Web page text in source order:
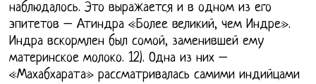
наблюдалось. Это выражается и в одном из его
эпитетов – Атиндра «Более великий, чем Индре».
Индра вскормлен был сомой, заменившей ему
материнское молоко. 12). Одна из них –
«Махабхарата» рассматривалась самими индийцами